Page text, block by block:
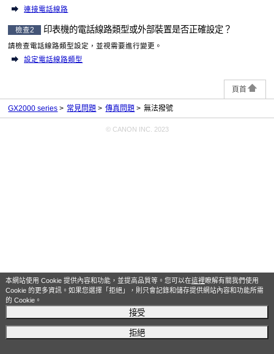
本網站使用 Cookie 提供內容和功能，並提高品質等。您可以在這裡瞭解有關我們使用
Cookie 的更多資訊。如果您選擇「拒絕」，則只會記錄和儲存提供網站內容和功能所需
的 Cookie。
接受
拒絕
連接電話線路
檢查2 印表機的電話線路類型或外部裝置是否正確設定？
請檢查電話線路類型設定，並視需要進行變更。
設定電話線路類型
頁首
GX2000 series 常見問題 傳真問題 無法撥號
© CANON INC. 2023